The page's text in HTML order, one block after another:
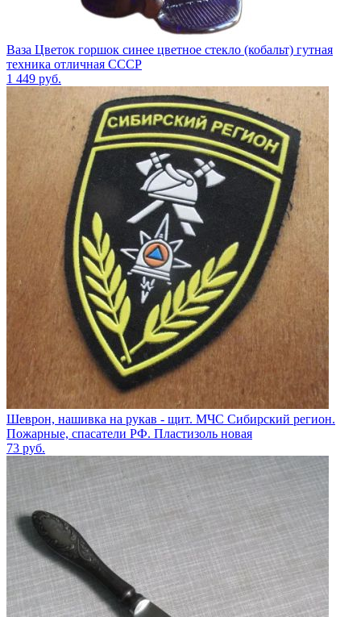
Ваза Цветок горшок синее цветное стекло (кобальт) гутная
техника отличная СССР
1 449 руб.
Шеврон, нашивка на рукав - щит. МЧС Сибирский регион.
Пожарные, спасатели РФ. Пластизоль новая
73 руб.